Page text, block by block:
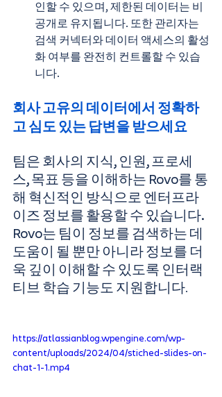
인할 수 있으며, 제한된 데이터는 비
공개로 유지됩니다. 또한 관리자는
검색 커넥터와 데이터 액세스의 활성
화 여부를 완전히 컨트롤할 수 있습
니다.
회사 고유의 데이터에서 정확하
고 심도 있는 답변을 받으세요
팀은 회사의 지식, 인원, 프로세
스, 목표 등을 이해하는 Rovo를 통
해 혁신적인 방식으로 엔터프라
이즈 정보를 활용할 수 있습니다.
Rovo는 팀이 정보를 검색하는 데
도움이 될 뿐만 아니라 정보를 더
욱 깊이 이해할 수 있도록 인터랙
티브 학습 기능도 지원합니다.
https://atlassianblog.wpengine.com/wp-
content/uploads/2024/04/stiched-slides-on-
chat-1-1.mp4